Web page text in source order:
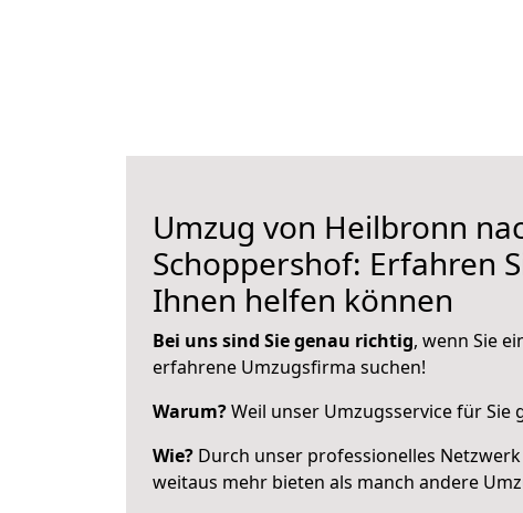
Umzug von Heilbronn
Schoppershof: Erfahren
Ihnen helfen können
Bei uns sind Sie genau richtig, wenn Sie
erfahrene Umzugsfirma suchen!
Warum?Weil unser Umzugsservice für Sie
Wie? Durch unser professionelles
weitaus mehr bieten als manch andere